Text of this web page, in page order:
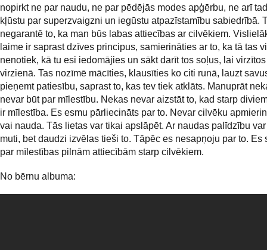
nopirkt ne par naudu, ne par pēdējās modes apģērbu, ne arī
kļūstu par superzvaigzni un iegūstu atpazīstamību sabiedrībā.
negarantē to, ka man būs labas attiecības ar cilvēkiem.
laime ir saprast dzīves principus, samierināties ar to, ka tā tas
nenotiek, kā tu esi iedomājies un sākt darīt tos soļus, lai
virzienā. Tas nozīmē mācīties, klausīties ko citi runā, lauzt
pieņemt patiesību, saprast to, kas tev tiek atklāts. Manuprāt
nevar būt par mīlestību. Nekas nevar aizstāt to, kad starp
ir mīlestība. Es esmu pārliecināts par to. Nevar cilvēku
vai nauda. Tās lietas var tikai apslāpēt. Ar naudas palīdzību
muti, bet daudzi izvēlas tieši to. Tāpēc es nesapņoju par to. Es
par mīlestības pilnām attiecībām starp cilvēkiem.
No bērnu albuma: